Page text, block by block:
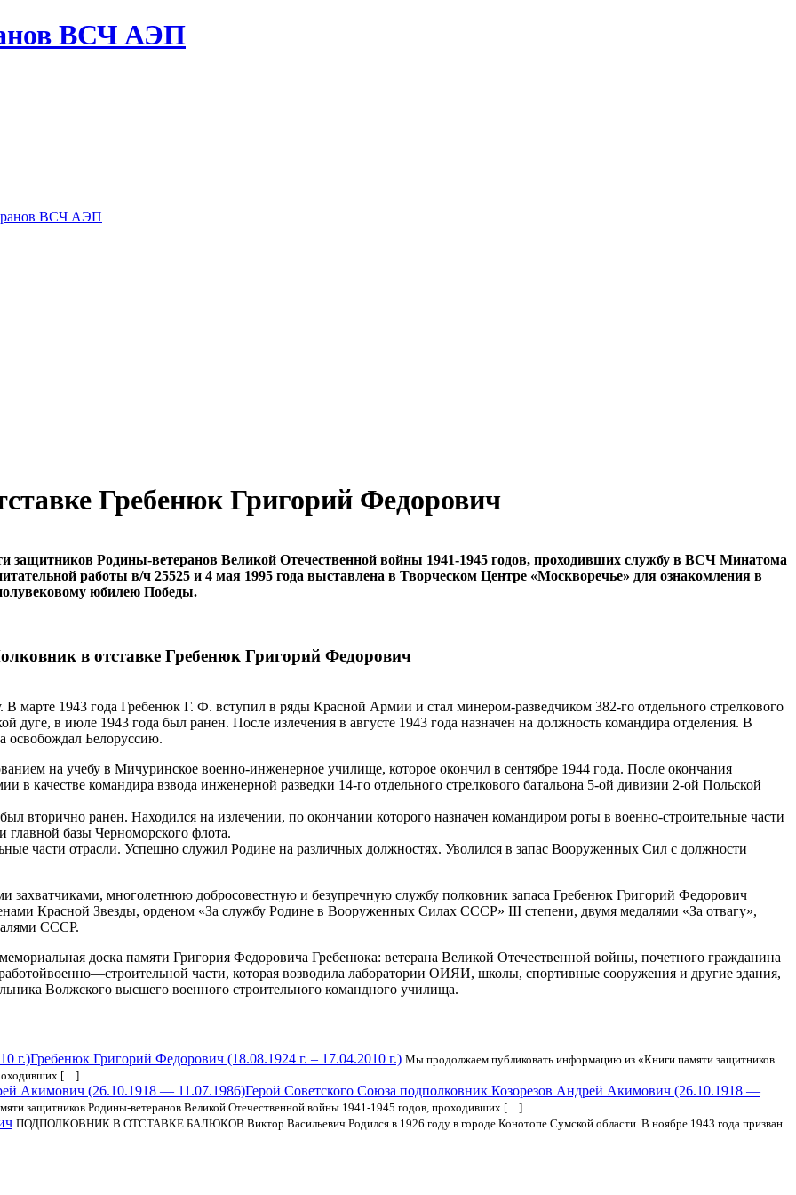
ВСЧ АЭП
ВСЧ АЭП
Гребенюк Григорий Федорович
Родины-ветеранов Великой Отечественной войны 1941-1945 годов, проходивших службу в ВСЧ Минатома
работы в/ч 25525 и 4 мая 1995 года выставлена в Творческом Центре «Москворечье» для ознакомления в
юбилею Победы.
в отставке Гребенюк Григорий Федорович
марте 1943 года Гребенюк Г. Ф. вступил в ряды Красной Армии и стал минером-разведчиком 382-го отдельного стрелкового
дуге, в июле 1943 года был ранен. После излечения в августе 1943 года назначен на должность командира отделения. В
освобождал Белоруссию.
на учебу в Мичуринское военно-инженерное училище, которое окончил в сентябре 1944 года. После окончания
качестве командира взвода инженерной разведки 14-го отдельного стрелкового батальона 5-ой дивизии 2-ой Польской
вторично ранен. Находился на излечении, по окончании которого назначен командиром роты в военно-строительные части
главной базы Черноморского флота.
части отрасли. Успешно служил Родине на различных должностях. Уволился в запас Вооруженных Сил с должности
захватчиками, многолетнюю добросовестную и безупречную службу полковник запаса Гребенюк Григорий Федорович
Красной Звезды, орденом «За службу Родине в Вооруженных Силах СССР» III степени, двумя медалями «За отвагу»,
СССР.
доска памяти Григория Федоровича Гребенюка: ветерана Великой Отечественной войны, почетного гражданина
части, которая возводила лаборатории ОИЯИ, школы, спортивные сооружения и другие здания,
Волжского высшего военного строительного командного училища.
Гребенюк Григорий Федорович (18.08.1924 г. – 17.04.2010 г.) Мы продолжаем публиковать информацию из «Книги памяти защитников
[…]
Герой Советского Союза подполковник Козорезов Андрей Акимович (26.10.1918 —
защитников Родины-ветеранов Великой Отечественной войны 1941-1945 годов, проходивших […]
ПОДПОЛКОВНИК В ОТСТАВКЕ БАЛЮКОВ Виктор Васильевич Родился в 1926 году в городе Конотопе Сумской области. В ноябре 1943 года призван